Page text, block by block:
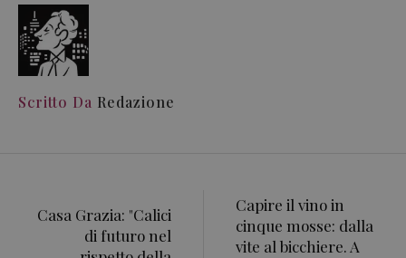
Scritto Da Redazione
Casa Grazia: "Calici
di futuro nel
Capire il vino in
cinque mosse: dalla
vite al bicchiere. A